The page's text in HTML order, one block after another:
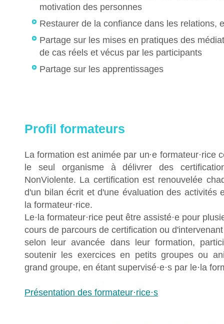
motivation des personnes
Restaurer de la confiance dans les relations,
Partage sur les mises en pratiques des
de cas réels et vécus par les participants
Partage sur les apprentissages
Profil formateurs
La formation est animée par un·e formateur·rice
le seul organisme à délivrer des
NonViolente. La certification est renouvelée
d'un bilan écrit et d'une évaluation des activités
la formateur·rice.
Le·l a formateur·rice peut être assisté·e pour
cours de parcours de certification ou d'intervenant
selon leur avancée dans leur formation,
soutenir les exercices en petits groupes ou
grand groupe, en étant supervisé·e·s par le· la
Présentation des formateur·rice·s